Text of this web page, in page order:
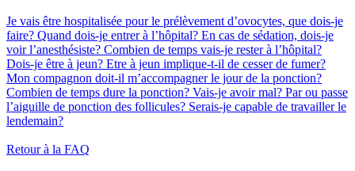
Je vais être hospitalisée pour le prélèvement d’ovocytes, que dois-je
faire? Quand dois-je entrer à l’hôpital? En cas de sédation, dois-je
voir l’anesthésiste? Combien de temps vais-je rester à l’hôpital?
Dois-je être à jeun? Etre à jeun implique-t-il de cesser de fumer?
Mon compagnon doit-il m’accompagner le jour de la ponction?
Combien de temps dure la ponction? Vais-je avoir mal? Par ou passe
l’aiguille de ponction des follicules? Serais-je capable de travailler le
lendemain?
Retour à la FAQ